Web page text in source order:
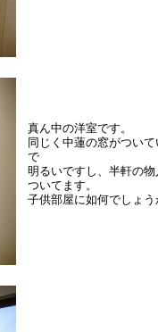
真ん中の洋室です。
同じく中蓮の窓がついて
で
明るいですし、半軒の物
ついてます。
子供部屋に如何でしょう